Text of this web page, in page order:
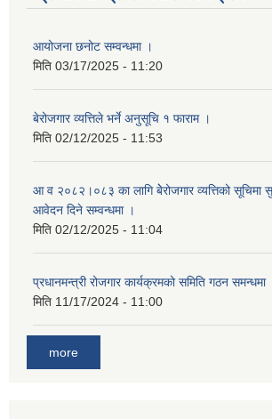
आयोजना छनोट सम्वन्धमा ।
मिति 03/17/2025 - 11:20
बेरोजगार व्यत्तिले भर्ने अनुसूचि १ फाराम ।
मिति 02/12/2025 - 11:53
आ व २०८२।०८३ का लागि बेेरोजगार व्यत्तिको सूचिमा
आवेदन दिने सम्वन्धमा ।
मिति 02/12/2025 - 11:04
प्रधानमन्त्री रोजगार कार्यक्रमको समिति गठन समन्धमा
मिति 11/17/2024 - 11:00
more